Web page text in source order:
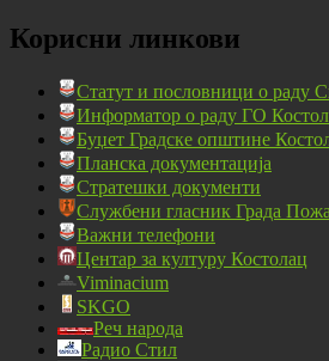
Корисни линкови
Статут и пословници о раду
Информатор о раду ГО
Буџет Градске општине
Планска документација
Стратешки документи
Службени гласник Града
Важни телефони
Центар за културу Костолац
Viminacium
SKGO
Реч народа
Радио Стил